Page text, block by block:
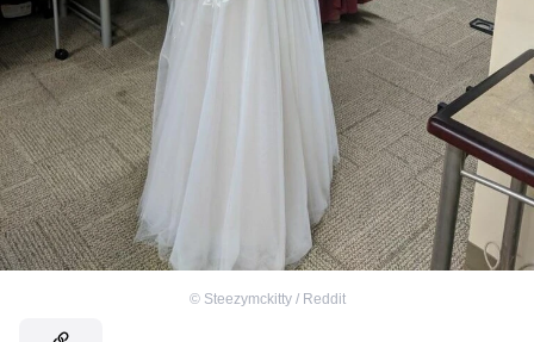
© Steezymckitty / Reddit